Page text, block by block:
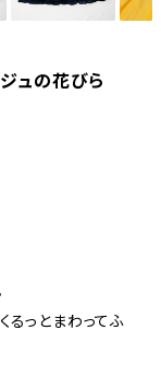
ュの花びら
るっとまわってふ